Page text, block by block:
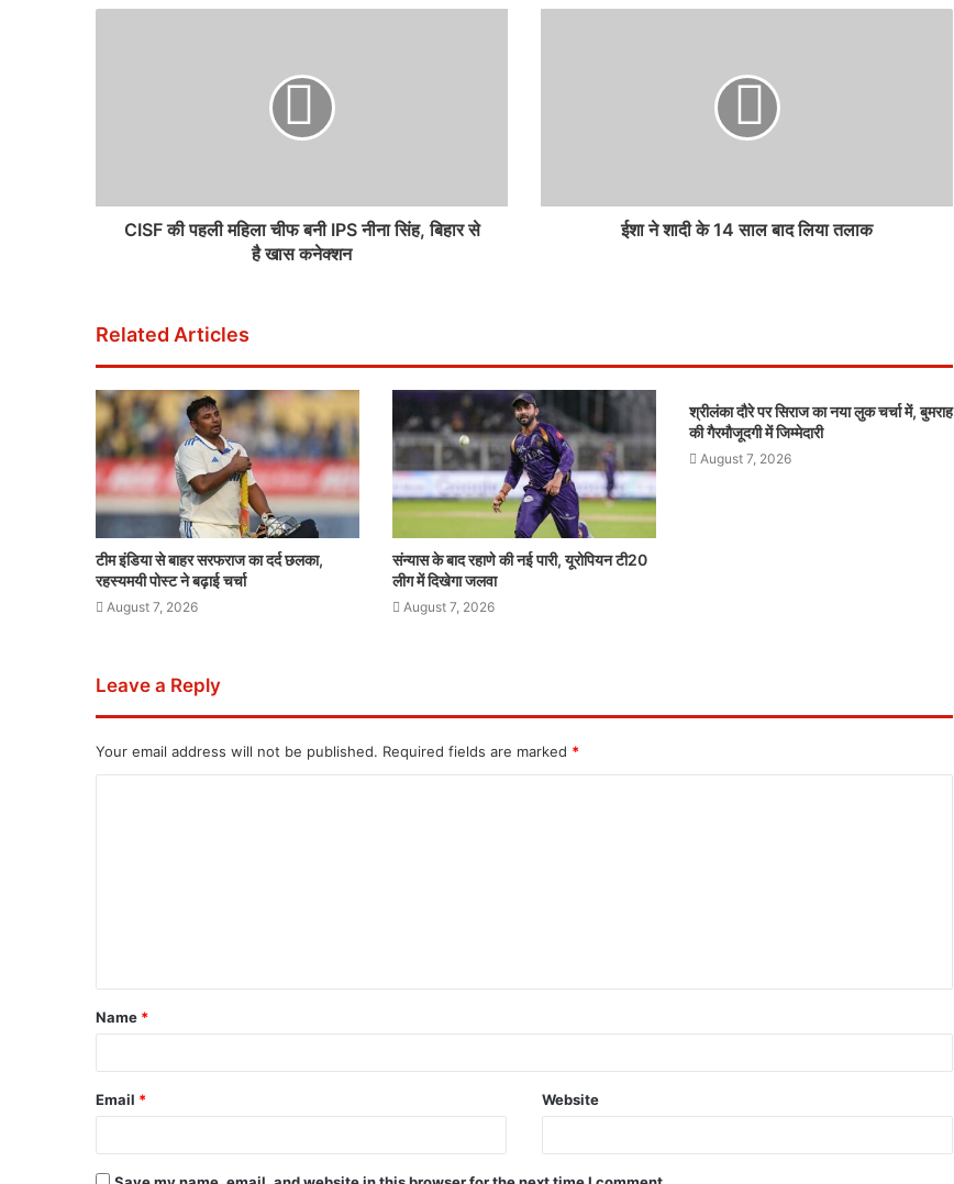
CISF की पहली महिला चीफ बनी IPS नीना सिंह, बिहार से
है खास कनेक्शन
ईशा ने शादी के 14 साल बाद लिया तलाक
Related Articles
टीम इंडिया से बाहर सरफराज का दर्द छलका,
रहस्यमयी पोस्ट ने बढ़ाई चर्चा
August 7, 2026
संन्यास के बाद रहाणे की नई पारी, यूरोपियन टी20
लीग में दिखेगा जलवा
August 7, 2026
श्रीलंका दौरे पर सिराज का नया लुक चर्चा में, बुमराह
की गैरमौजूदगी में जिम्मेदारी
August 7, 2026
Leave a Reply
Your email address will not be published. Required fields are marked *
Name *
Email * Website